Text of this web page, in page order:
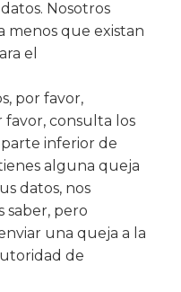
Nosotros
menos que existan
el
por favor,
favor, consulta los
inferior de
alguna queja
datos, nos
saber, pero
una queja a la
de